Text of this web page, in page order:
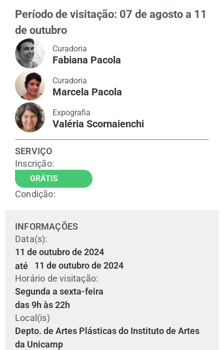
Período de visitação: 07 de agosto a 11
de outubro
Curadoria
Fabiana Pacola
Curadoria
Marcela Pacola
Expografia
Valéria Scornaienchi
SERVIÇO
Inscrição:
GRÁTIS
Condição:
INFORMAÇÕES
Data(s):
11 de outubro de 2024
até
11 de outubro de 2024
Horário de visitação:
Segunda a sexta-feira
das 9h às 22h
Local(is)
Depto. de Artes Plásticas do Instituto de Artes
da Unicamp